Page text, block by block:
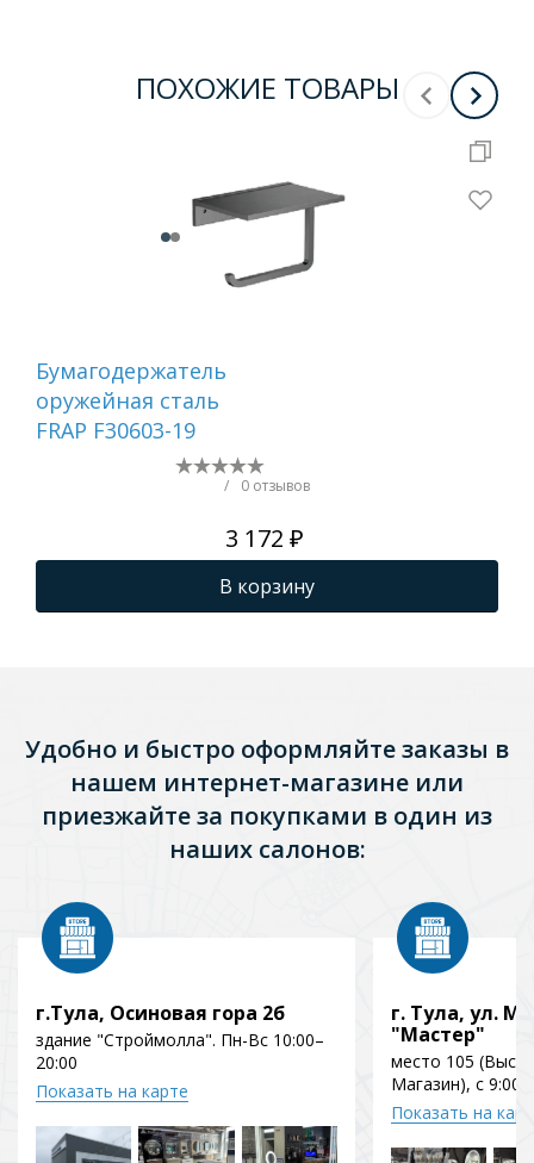
ПОХОЖИЕ ТОВАРЫ
Бумагодержатель
оружейная сталь
FRAP F30603-19
/ 0 отзывов
3 172 ₽
В корзину
Удобно и быстро оформляйте заказы в
нашем интернет-магазине или
приезжайте за покупками в один из
наших салонов:
г.Тула, Осиновая гора 2б
здание "Строймолла". Пн-Вс 10:00–
20:00
Показать на карте
г. Тула, ул.
"Мастер"
место 105
Магазин), с 9:00
Показать на